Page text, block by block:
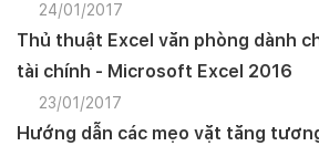
24/01/2017
Thủ thuật Excel văn phòng dành
tài chính - Microsoft Excel 2016
23/01/2017
Hướng dẫn các mẹo vặt tăng